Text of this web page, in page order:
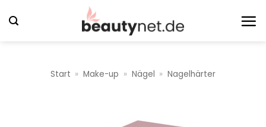
Inhalt
Start » Make-up » Nägel » Nagelhärter